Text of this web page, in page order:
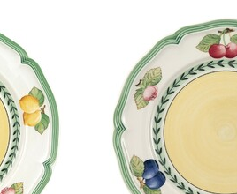
сервиз 18 предметов
-
215 ₽
₽
+576
4003106902786
Тарелка десертная
Фарфор